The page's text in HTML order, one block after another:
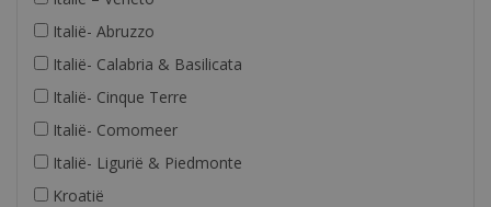
Italië- Abruzzo
Italië- Calabria & Basilicata
Italië- Cinque Terre
Italië- Comomeer
Italië- Ligurië & Piedmonte
Kroatië